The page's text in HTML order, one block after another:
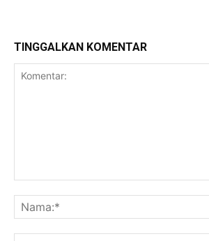
TINGGALKAN KOMENTAR